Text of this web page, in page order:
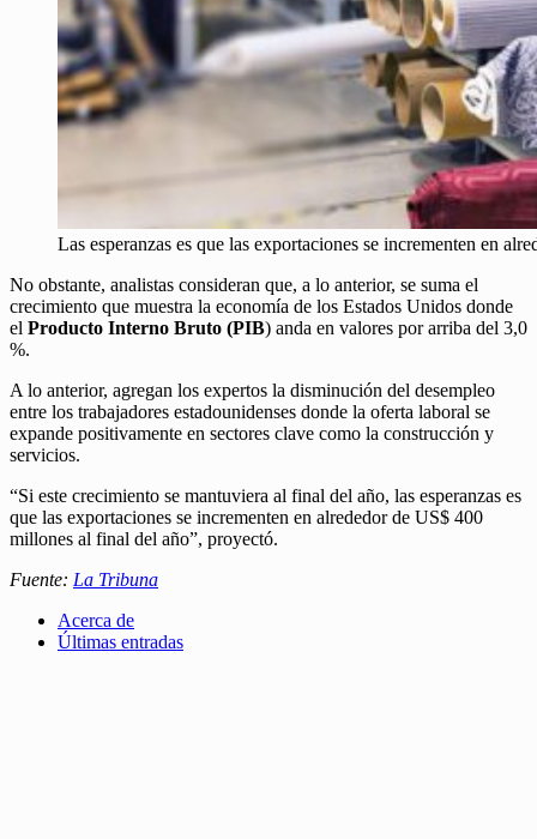
Las esperanzas es que las exportaciones se incrementen en
No obstante, analistas consideran que, a lo anterior, se suma el
crecimiento que muestra la economía de los Estados Unidos donde
el Producto Interno Bruto (PIB) anda en valores por arriba del 3,0
%.
A lo anterior, agregan los expertos la disminución del desempleo
entre los trabajadores estadounidenses donde la oferta laboral se
expande positivamente en sectores clave como la construcción y
servicios.
“Si este crecimiento se mantuviera al final del año, las esperanzas es
que las exportaciones se incrementen en alrededor de US$ 400
millones al final del año”, proyectó.
Fuente: La Tribuna
Acerca de
Últimas entradas